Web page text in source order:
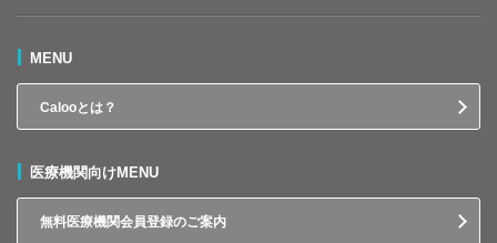
MENU
Calooとは？
医療機関向けMENU
無料医療機関会員登録のご案内